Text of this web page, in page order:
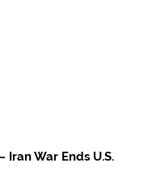
War Ends U.S.